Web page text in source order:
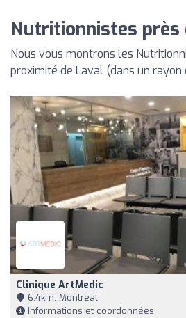
Nutritionnistes près
Nous vous montrons les
proximité de Laval (dans un rayon
Clinique ArtMedic
6,4km, Montreal
Informations et coordonnées